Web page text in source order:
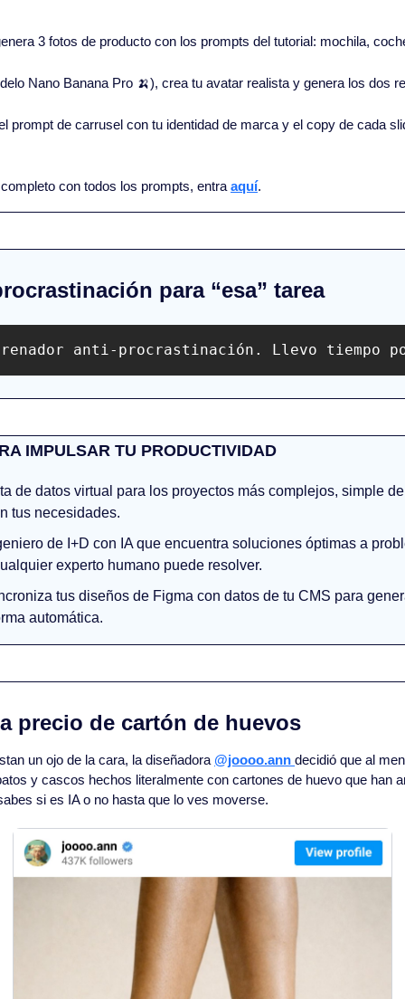
3 fotos de producto con los prompts del tutorial: mochila,
Nano Banana Pro 🍌), crea tu avatar realista y genera los dos
prompt de carrusel con tu identidad de marca y el copy de cada
con todos los prompts, entra aquí.
para “esa” tarea
anti-procrastinación. Llevo tiempo
IMPULSAR TU PRODUCTIVIDAD
de datos virtual para los proyectos más complejos, simple
tus necesidades.
de I+D con IA que encuentra soluciones óptimas a
experto humano puede resolver.
tus diseños de Figma con datos de tu CMS para
automática.
precio de cartón de huevos
un ojo de la cara, la diseñadora @joooo.ann decidió que al
y cascos hechos literalmente con cartones de huevo que han
si es IA o no hasta que lo ves moverse.